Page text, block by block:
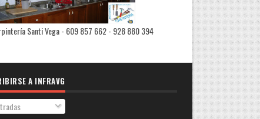
Santi Vega - 609 857 662 - 928 880 394
A INFRAVG